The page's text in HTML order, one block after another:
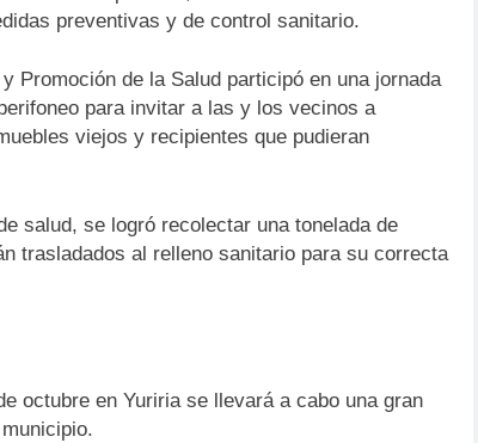
preventivas y de control sanitario.
Promoción de la Salud participó en una jornada
para invitar a las y los vecinos a
viejos y recipientes que pudieran
salud, se logró recolectar una tonelada de
trasladados al relleno sanitario para su correcta
octubre en Yuriria se llevará a cabo una gran